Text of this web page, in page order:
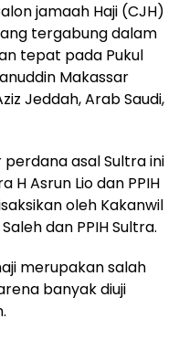
jamaah Haji (CJH)
tergabung dalam
tepat pada Pukul
Makassar
Jeddah, Arab Saudi,
asal Sultra ini
H Asrun Lio dan PPIH
oleh Kakanwil
dan PPIH Sultra.
merupakan salah
banyak diuji